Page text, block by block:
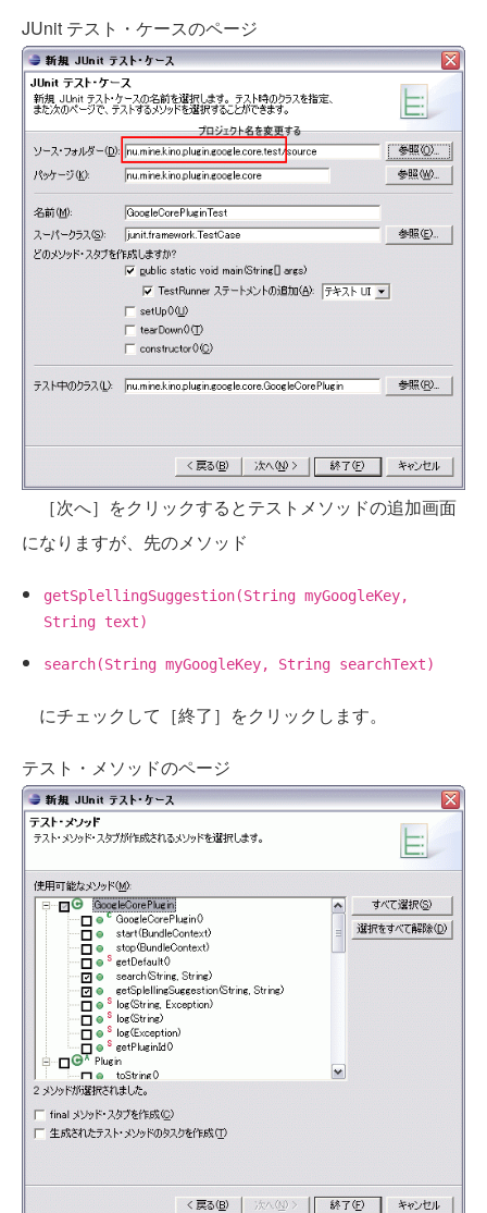
JUnit テスト・ケースのページ
［次へ］をクリックするとテストメソッドの追加画面
になりますが、先のメソッド
getSplellingSuggestion(String myGoogleKey,
String text)
search(String myGoogleKey, String searchText)
にチェックして［終了］をクリックします。
テスト・メソッドのページ